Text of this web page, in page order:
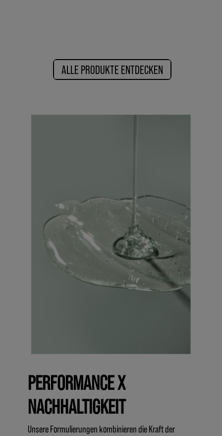
ALLE PRODUKTE ENTDECKEN
PERFORMANCE X
NACHHALTIGKEIT
Unsere Formulierungen kombinieren die Kraft der